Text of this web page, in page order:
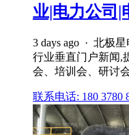
业|电力公司|
3 days ago · 北极
行业垂直门户新闻,
会、培训会、研讨
联系电话: 180 3780